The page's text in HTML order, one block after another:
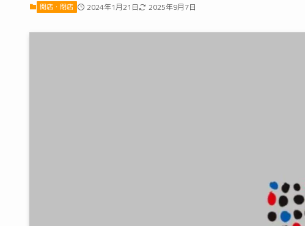
開店・閉店 2024年1月21日 2025年9月7日